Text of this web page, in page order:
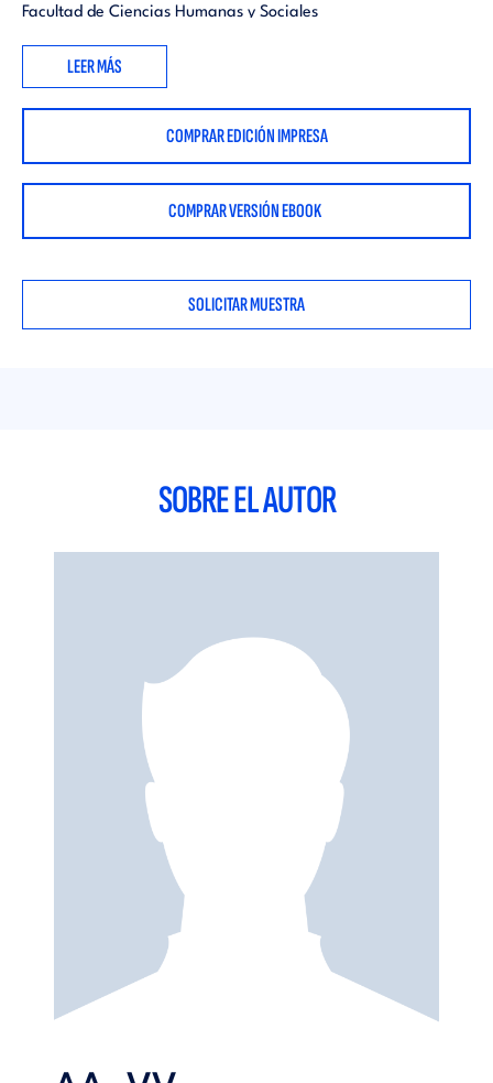
Facultad de Ciencias Humanas y Sociales
Universidad Jaime I de Castellón
LEER MÁS
COMPRAR EDICIÓN IMPRESA
COMPRAR VERSIÓN EBOOK
SOLICITAR MUESTRA
SOBRE EL AUTOR